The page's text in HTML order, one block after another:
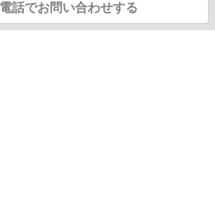
電話でお問い合わせする